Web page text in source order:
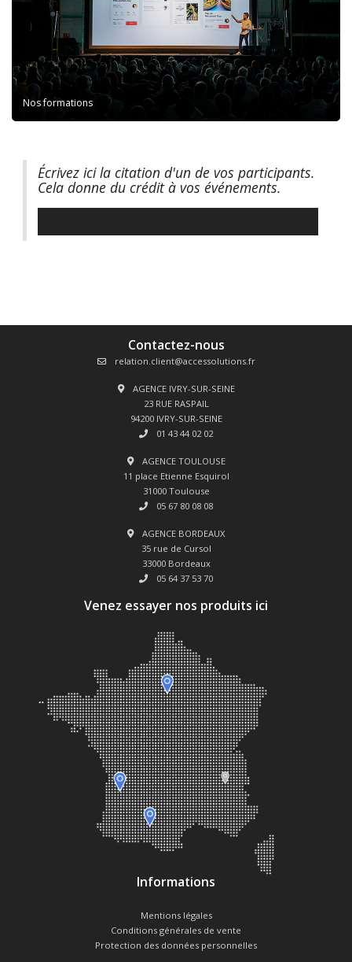
Nos formations
Écrivez ici la citation d'un de vos participants.
Cela donne du crédit à vos événements.
Contactez-nous
relation.client@accessolutions.fr
AGENCE IVRY-SUR-SEINE
23 RUE RASPAIL
94200 IVRY-SUR-SEINE
01 43 44 02 02
AGENCE TOULOUSE
11 place Etienne Esquirol
31000 Toulouse
05 67 80 08 08
AGENCE BORDEAUX
35 rue de Cursol
33000 Bordeaux
05 64 37 53 70
Venez essayer nos produits ici
Informations
Mentions légales
Conditions générales de vente
Protection des données personnelles